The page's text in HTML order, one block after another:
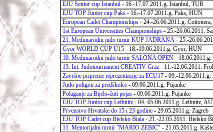
EJU Senior cup Istanbul - 16.-17.07.2011.g. Istanbul, TUR
EJU TOP Junior cup Paks - 16.-17.07.2011.g. Paks, HUN
European Cadet Championships - 24.-26.06.2011.g.
1st European Universities Championships - 25.-26.06.2011.
21. Međunarodni judo turnir KUP JADRANA - 25.-
Gyor WORLD CUP U15 - 18.-19.06.2011.g. Gyor, HUN
10. Međunarodni judo turnir SALONA OPEN -
13. Int. Judotournament CREATIV Graz - 11.-12.06.2011.
Završne pripreme reprezentacije za ECU17 - 09.-12.06.2011.g.
Judo poligon za predškolce - 09.06.2011.g. Pujanke
Polaganje za Bijelo-žuti pojas - 09.06.2011.g. Pujanke
EJU TOP Junior cup Leibnitz - 04.-05.06.2011.g. Leibnitz,
Prvenstvo Hrvatske do 15 i 23 godine - 29.05.2011.g. Zagreb
EJU TOP Cadet cup Bielsko Biala - 21.-22.05.2011. Bielsko
11. Memorijalni turnir "MARIO ZEBIĆ" - 21.05.2011.g.